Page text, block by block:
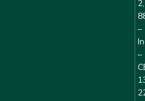
2,
–
–